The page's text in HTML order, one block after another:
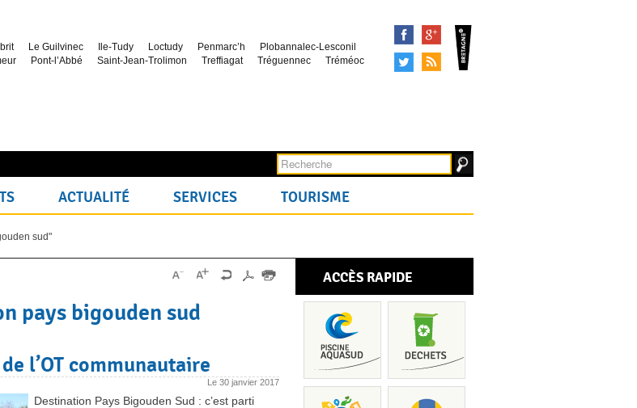
Le Guilvinec Ile-Tudy Loctudy Penmarc’h
Plobannalec-Lesconil
Pont-l’Abbé Saint-Jean-Trolimon Treffiagat Tréguennec Tréméoc
FacebookGoogle+
TweeterSyndication
ACTUALITÉ SERVICES TOURISME
sud"
pays bigouden sud
l’OT communautaire
Le 30 janvier 2017
Destination Pays Bigouden Sud : c’est parti
ACCÈS RAPIDE